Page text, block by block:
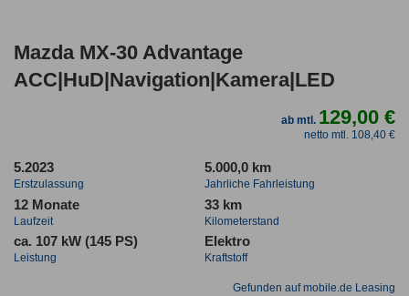
Mazda MX-30 Advantage
ACC|HuD|Navigation|Kamera|LED
ab mtl. 129,00 €
netto mtl. 108,40 €
5.2023
Erstzulassung
5.000,0 km
Jahrliche Fahrleistung
12 Monate
Laufzeit
33 km
Kilometerstand
ca. 107 kW (145 PS)
Leistung
Elektro
Kraftstoff
Gefunden auf mobile.de Leasing